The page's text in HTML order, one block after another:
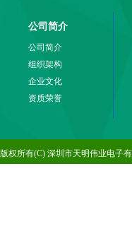
公司简介
公司简介
组织架构
企业文化
资质荣誉
版权所有(C) 深圳市天明伟业电子